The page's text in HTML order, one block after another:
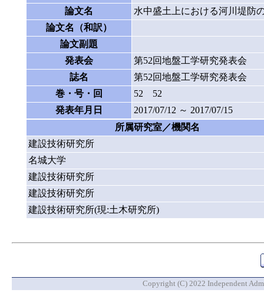
論文名
水中盛土上における河川堤防
論文名（和訳）
論文副題
発表会
第52回地盤工学研究発表会
誌名
第52回地盤工学研究発表会
巻・号・回
52 52
発表年月日
2017/07/12 ～ 2017/07/15
所属研究室／機関名
建設技術研究所
名城大学
建設技術研究所
建設技術研究所
建設技術研究所(現:土木研究所)
Copyright (C) 2022 Independent